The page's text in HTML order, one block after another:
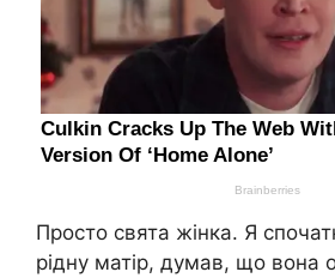
Просто свята жінка. Я
рідну матір, думав, що вона